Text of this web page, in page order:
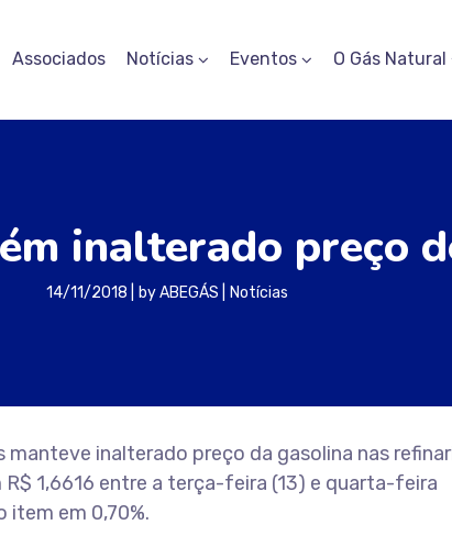
Associados Notícias Eventos O Gás Natural
inalterado preço
14/11/2018 byABEGÁS Notícias
inalterado preço da gasolina nas
1,6616 entre a terça-feira (13) e quarta-feira
item em 0,70%.